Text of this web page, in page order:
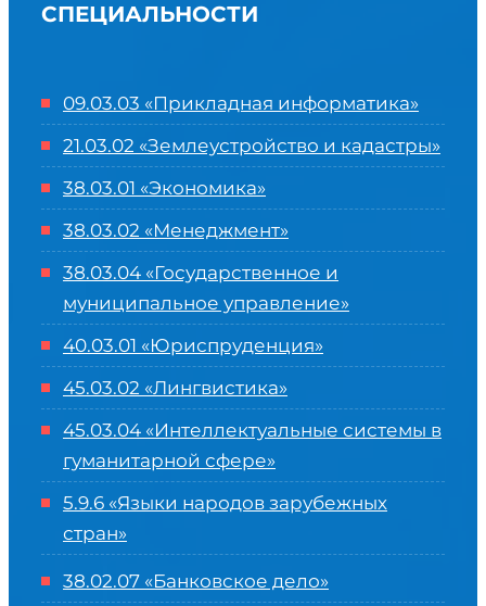
СПЕЦИАЛЬНОСТИ
09.03.03 «Прикладная информатика»
21.03.02 «Землеустройство и кадастры»
38.03.01 «Экономика»
38.03.02 «Менеджмент»
38.03.04 «Государственное и
муниципальное управление»
40.03.01 «Юриспруденция»
45.03.02 «Лингвистика»
45.03.04 «Интеллектуальные системы в
гуманитарной сфере»
5.9.6 «Языки народов зарубежных
стран»
38.02.07 «Банковское дело»